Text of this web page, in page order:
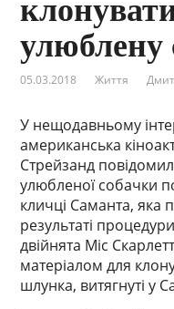
улюблену
05.03.2018 Життя
У нещодавньому
американська
Стрейзанд
улюбленої собачки
кличці Саманта, яка
результаті
двійнята Міс
матеріалом для
шлунка, витягнуті у